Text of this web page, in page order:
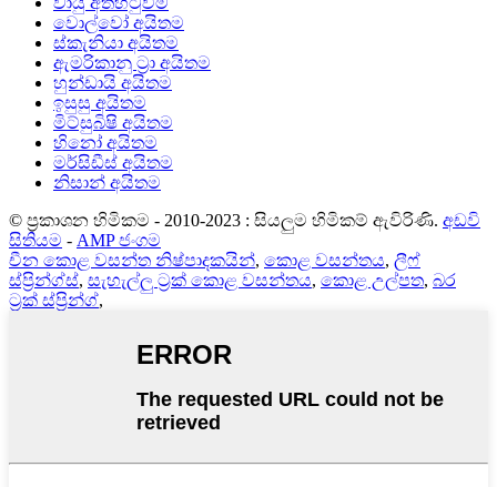
වොල්වෝ අයිතම
ස්කැනියා අයිතම
ඇමරිකානු ට්‍රා අයිතම
හුන්ඩායි අයිතම
ඉසුසු අයිතම
මිට්සුබිෂි අයිතම
හිනෝ අයිතම
මර්සිඩීස් අයිතම
නිසාන් අයිතම
© ප්‍රකාශන හිමිකම - 2010-2023 : සියලුම හිමිකම් ඇවිරිණි. අඩවි
සිතියම - AMP ජංගම
චීන කොළ වසන්ත නිෂ්පාදකයින්, කොළ වසන්තය, ලීෆ්
ස්ප්‍රින්ග්ස්, සැහැල්ලු ට්‍රක් කොළ වසන්තය, කොළ උල්පත, බර
ට්‍රක් ස්ප්‍රින්ග්,